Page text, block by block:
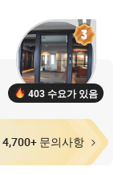
403 수요가 있음
4,700+ 문의사항